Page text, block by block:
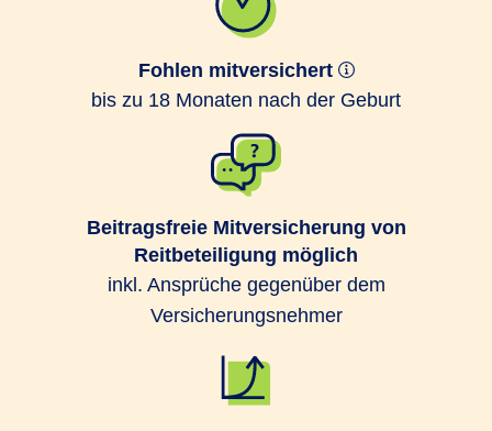
Fohlen mitversichert
bis zu 18 Monaten nach der Geburt
Beitragsfreie Mitversicherung von
Reitbeteiligung möglich
inkl. Ansprüche gegenüber dem
Versicherungsnehmer